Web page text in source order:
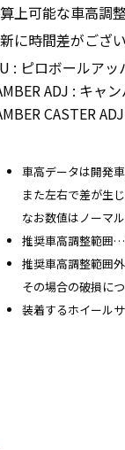
上可能な車高調
に時間差がござ
: ピロボールアッ
ADJ : キャ
CASTER
車高データは開発
また左右で差が生
なお数値はノーマ
推奨車高調整範囲…
推奨車高調整範囲
その場合の破損に
装着するホイール